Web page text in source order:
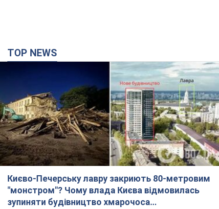
Києво-Печерську лавру закриють 80-метровим
"монстром"? Чому влада Києва відмовилась
зупиняти будівництво хмарочоса
"московського вірянина"
Яка реакція Кличка на петицію щодо скасування будівництва
3 часа назад 27,3 т.
Армія РФ запустила по Одесі 11 ракет різного
типу та до 100 дронів: горіли історичні будівлі,
є постраждалі. Фото та відео
Для терору ворог застосував ракети та дрони
24 минуты назад 54,0 т.